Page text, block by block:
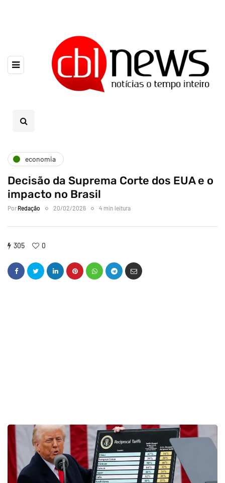
economia
Decisão da Suprema Corte dos EUA e o
impacto no Brasil
Por Redação 20/02/2026 4 min leitura
305 0